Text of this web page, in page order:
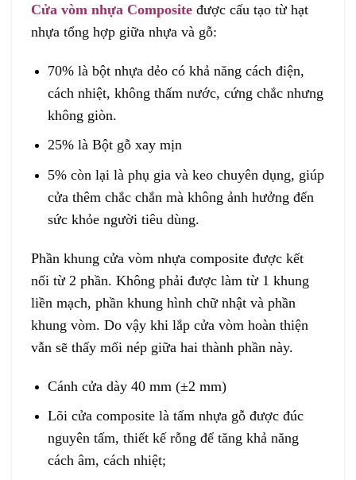
Cửa vòm nhựa Composite được cấu tạo từ hạt
nhựa tổng hợp giữa nhựa và gỗ:
70% là bột nhựa dẻo có khả năng cách điện,
cách nhiệt, không thấm nước, cứng chắc nhưng
không giòn.
25% là Bột gỗ xay mịn
5% còn lại là phụ gia và keo chuyên dụng, giúp
cửa thêm chắc chắn mà không ảnh hưởng đến
sức khỏe người tiêu dùng.
Phần khung cửa vòm nhựa composite được kết
nối từ 2 phần. Không phải được làm từ 1 khung
liền mạch, phần khung hình chữ nhật và phần
khung vòm. Do vậy khi lắp cửa vòm hoàn thiện
vẫn sẽ thấy mối nép giữa hai thành phần này.
Cánh cửa dày 40 mm (±2 mm)
Lõi cửa composite là tấm nhựa gỗ được đúc
nguyên tấm, thiết kế rỗng để tăng khả năng
cách âm, cách nhiệt;